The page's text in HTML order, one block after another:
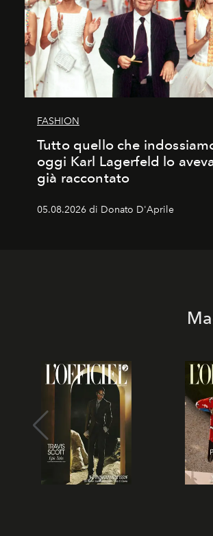
FASHION
Tutto quello che
oggi Karl Lagerfeld lo
già raccontato
05.08.2026 di Donato D'Aprile